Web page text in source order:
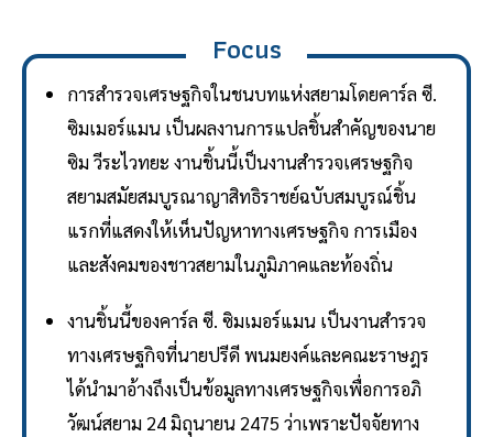
Focus
การสำรวจเศรษฐกิจในชนบทแห่งสยามโดยคาร์ล ซี.
ซิมเมอร์แมน เป็นผลงานการแปลชิ้นสำคัญของนาย
ซิม วีระไวทยะ งานชิ้นนี้เป็นงานสำรวจเศรษฐกิจ
สยามสมัยสมบูรณาญาสิทธิราชย์ฉบับสมบูรณ์ชิ้น
แรกที่แสดงให้เห็นปัญหาทางเศรษฐกิจ การเมือง
และสังคมของชาวสยามในภูมิภาคและท้องถิ่น
งานชิ้นนี้ของคาร์ล ซี. ซิมเมอร์แมน เป็นงานสำรวจ
ทางเศรษฐกิจที่นายปรีดี พนมยงค์และคณะราษฎร
ได้นำมาอ้างถึงเป็นข้อมูลทางเศรษฐกิจเพื่อการอภิ
วัฒน์สยาม 24 มิถุนายน 2475 ว่าเพราะปัจจัยทาง